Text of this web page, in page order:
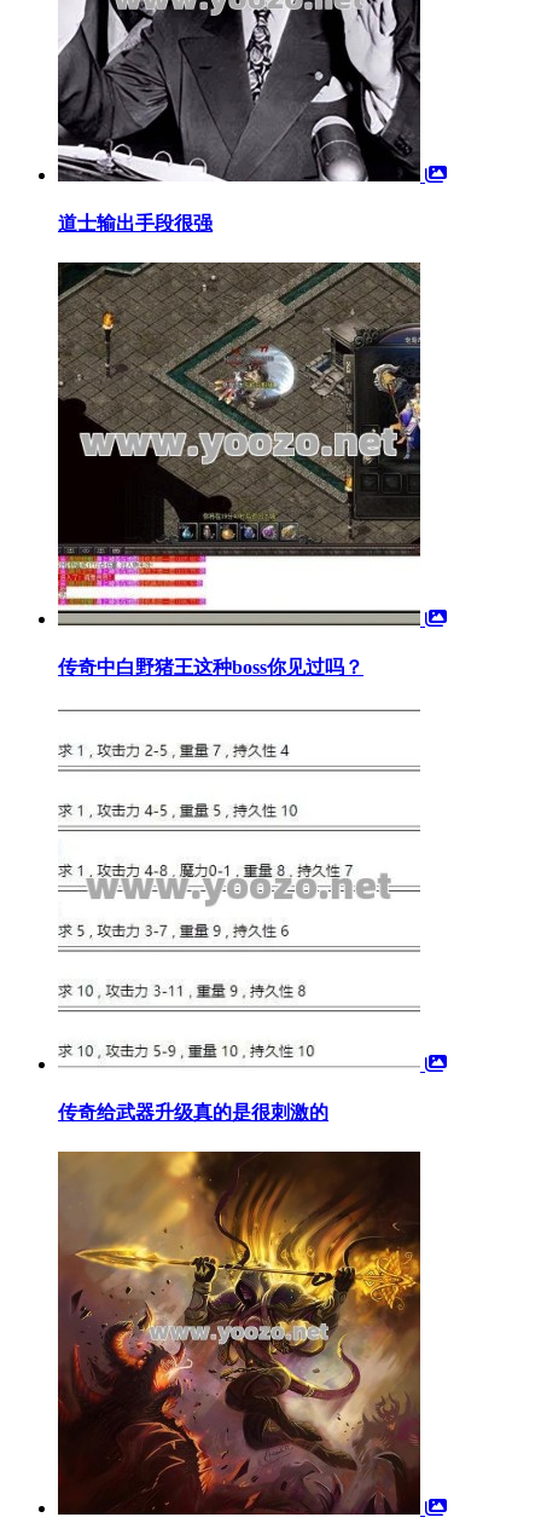
道士输出手段很强
传奇中白野猪王这种boss你见过吗？
传奇给武器升级真的是很刺激的